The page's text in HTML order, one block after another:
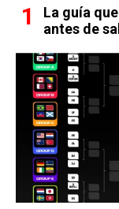
La guía
antes de